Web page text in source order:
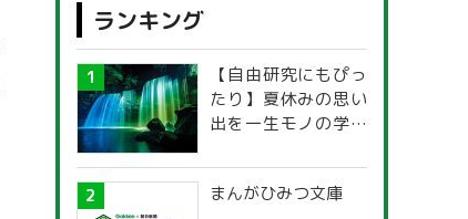
ランキング
【自由研究にもぴっ
たり】夏休みの思い
出を一生モノの学び
探究ガイド
まんがひみつ文庫